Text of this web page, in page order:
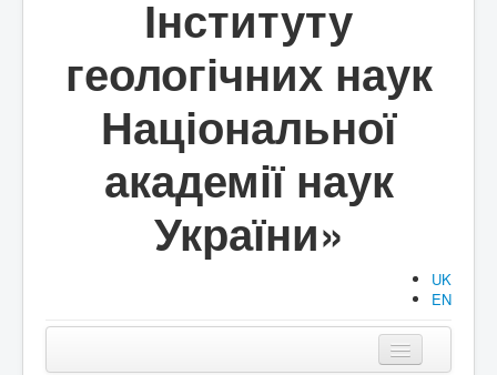
Інституту
геологічних наук
Національної
академії наук
України»
UK
EN